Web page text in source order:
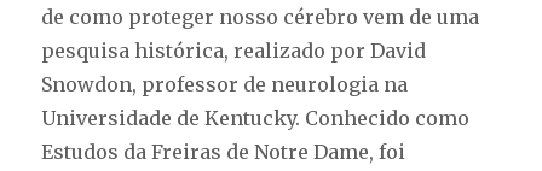
de como proteger nosso cérebro vem de uma
pesquisa histórica, realizado por David
Snowdon, professor de neurologia na
Universidade de Kentucky. Conhecido como
Estudos da Freiras de Notre Dame, foi